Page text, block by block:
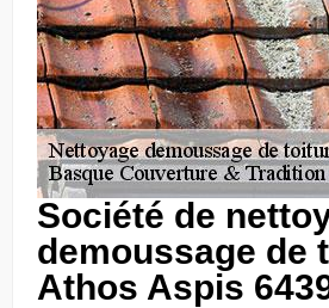
Société de
demoussage de
Athos Aspis